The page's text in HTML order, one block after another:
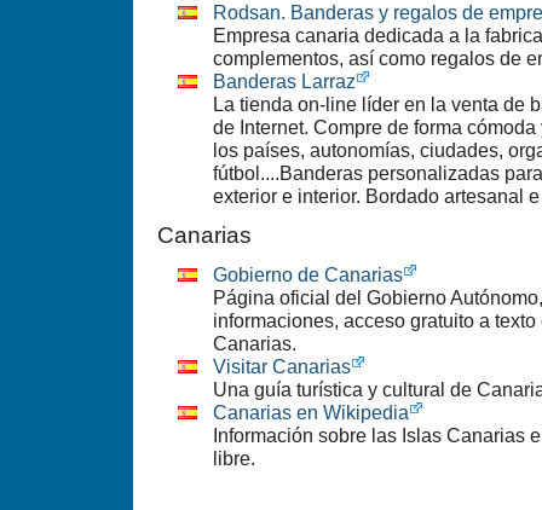
Rodsan. Banderas y regalos de
Empresa canaria dedicada a la
complementos, así como regalos de
Banderas Larraz
La tienda on-line líder en la venta de
de Internet. Compre de forma
los países, autonomías, ciudades,
fútbol....Banderas personalizadas
exterior e interior. Bordado artesanal
Canarias
Gobierno de Canarias
Página oficial del Gobierno
informaciones, acceso gratuito a
Canarias.
Visitar Canarias
Una guía turística y cultural de
Canarias en Wikipedia
Información sobre las Islas Canarias
libre.